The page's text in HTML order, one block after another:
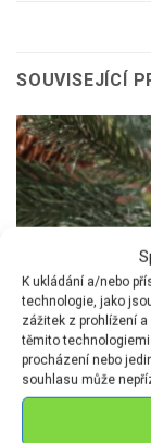
K ukládání a/nebo
technologie, jako
zážitek z prohlížení
těmito
procházení nebo
souhlasu může
SOUVISEJÍCÍ